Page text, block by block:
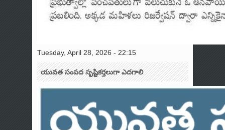
Tuesday, April 28, 2026 - 22:15
యువత సంపద సృష్టికర్తలుగా ఎదగాలి